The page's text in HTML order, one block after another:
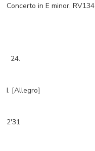
Concerto in E minor, RV134
24.
I. [Allegro]
2'31